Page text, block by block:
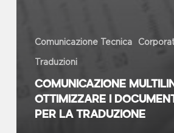
Comunicazione Tecnica
Traduzioni
Comunicazione
ottimizzare i
per la traduzione